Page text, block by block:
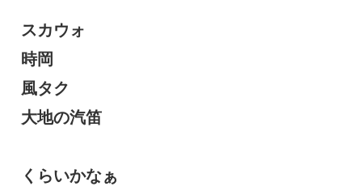
スカウォ
時岡
風タク
大地の汽笛
くらいかなぁ